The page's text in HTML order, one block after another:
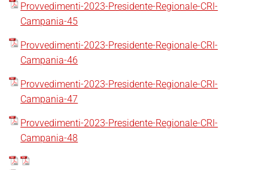
Provvedimenti-2023-Presidente-Regionale-CRI-
Campania-45
Provvedimenti-2023-Presidente-Regionale-CRI-
Campania-46
Provvedimenti-2023-Presidente-Regionale-CRI-
Campania-47
Provvedimenti-2023-Presidente-Regionale-CRI-
Campania-48